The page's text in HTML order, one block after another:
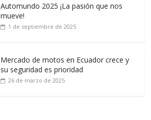
Automundo 2025 ¡La pasión que nos
mueve!
1 de septiembre de 2025
Mercado de motos en Ecuador crece y
su seguridad es prioridad
26 de marzo de 2025